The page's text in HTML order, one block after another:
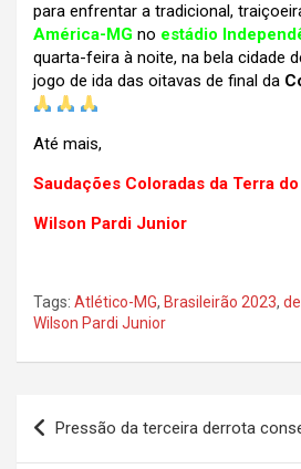
para enfrentar a tradicional,
América-MG no estádio
quarta-feira à noite, na bela cidade
jogo de ida das oitavas de final da
Até mais,
Saudações Coloradas da Terra
Wilson Pardi Junior
Tags: Atlético-MG, Brasileirão 2023,
Wilson Pardi Junior
Navegação
de
Pressão da terceira derrota